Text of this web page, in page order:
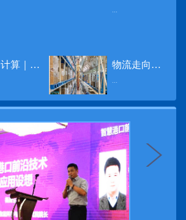
...
云计算｜边缘计算将为物联网行业带来巨大增长 物流走向未来的“魔法师”
...